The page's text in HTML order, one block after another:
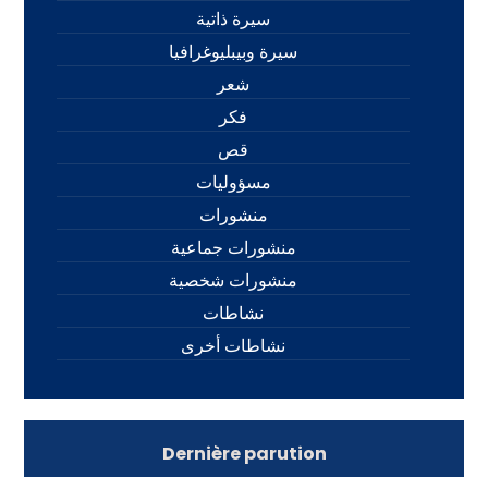
سيرة ذاتية
سيرة وبيبليوغرافيا
شعر
فكر
قص
مسؤوليات
منشورات
منشورات جماعية
منشورات شخصية
نشاطات
نشاطات أخرى
Dernière parution